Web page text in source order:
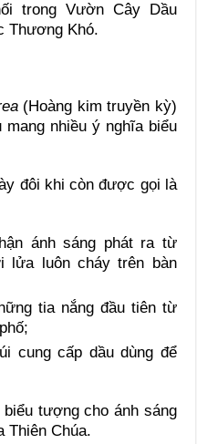
trong Vườn Cây Dầu
Thương Khó.
(Hoàng kim truyền kỳ)
nhiều ý nghĩa biểu
đôi khi còn được gọi là
ánh sáng phát ra từ
lửa luôn cháy trên bàn
tia nắng đầu tiên từ
cung cấp dầu dùng để
tượng cho ánh sáng
Thiên Chúa.